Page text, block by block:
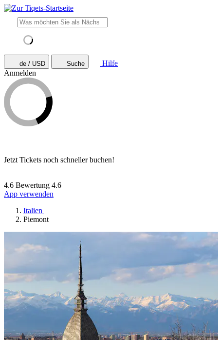
de / USD Suche
Hilfe
Anmelden
Jetzt Tickets noch schneller buchen!
4.6 Bewertung 4.6
App verwenden
Italien
Piemont